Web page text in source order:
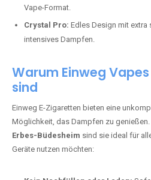
Vape-Format.
Crystal Pro: Edles Design mit
intensives Dampfen.
Warum Einweg
sind
Einweg E-Zigaretten bieten eine
Möglichkeit, das Dampfen zu
Erbes-Büdesheim sind sie ideal für
Geräte nutzen möchten: